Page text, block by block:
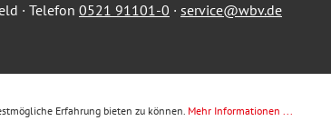
· Telefon 0521 91101-0 · service@wbv.de
Erfahrung bieten zu können. Mehr Informationen ...